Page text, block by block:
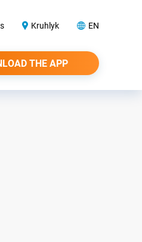
Kruhlyk EN
THE APP